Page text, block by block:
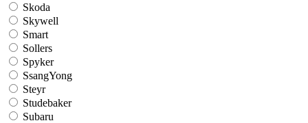
Skoda
Skywell
Smart
Sollers
Spyker
SsangYong
Steyr
Studebaker
Subaru